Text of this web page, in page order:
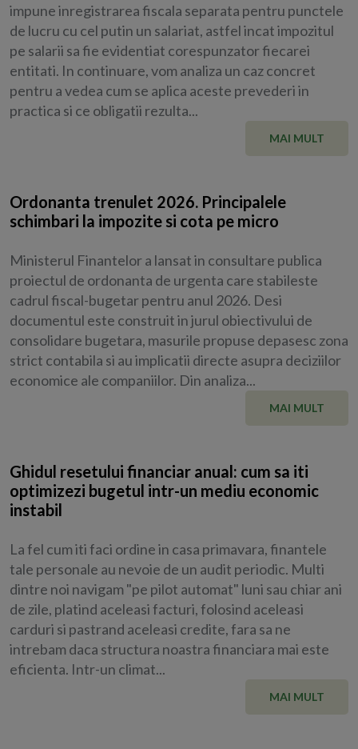
impune inregistrarea fiscala separata pentru punctele
de lucru cu cel putin un salariat, astfel incat impozitul
pe salarii sa fie evidentiat corespunzator fiecarei
entitati. In continuare, vom analiza un caz concret
pentru a vedea cum se aplica aceste prevederi in
practica si ce obligatii rezulta...
MAI MULT
Ordonanta trenulet 2026. Principalele
schimbari la impozite si cota pe micro
Ministerul Finantelor a lansat in consultare publica
proiectul de ordonanta de urgenta care stabileste
cadrul fiscal-bugetar pentru anul 2026. Desi
documentul este construit in jurul obiectivului de
consolidare bugetara, masurile propuse depasesc zona
strict contabila si au implicatii directe asupra deciziilor
economice ale companiilor. Din analiza...
MAI MULT
Ghidul resetului financiar anual: cum sa iti
optimizezi bugetul intr-un mediu economic
instabil
La fel cum iti faci ordine in casa primavara, finantele
tale personale au nevoie de un audit periodic. Multi
dintre noi navigam "pe pilot automat" luni sau chiar ani
de zile, platind aceleasi facturi, folosind aceleasi
carduri si pastrand aceleasi credite, fara sa ne
intrebam daca structura noastra financiara mai este
eficienta. Intr-un climat...
MAI MULT